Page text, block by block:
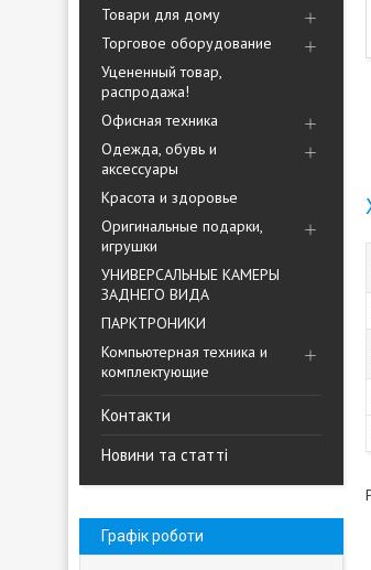
Товари для дому
Торговое оборудование
Уцененный товар,
распродажа!
Офисная техника
Одежда, обувь и
аксессуары
Красота и здоровье
Оригинальные подарки,
игрушки
УНИВЕРСАЛЬНЫЕ КАМЕРЫ
ЗАДНЕГО ВИДА
ПАРКТРОНИКИ
Компьютерная техника и
комплектующие
Контакти
Новини та статті
Графік роботи